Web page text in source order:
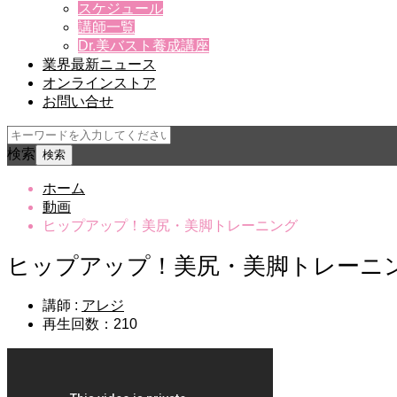
スケジュール
講師一覧
Dr.美バスト養成講座
業界最新ニュース
オンラインストア
お問い合せ
検索
ホーム
動画
ヒップアップ！美尻・美脚トレーニング
ヒップアップ！美尻・美脚トレーニ
講師 : アレジ
再生回数：210